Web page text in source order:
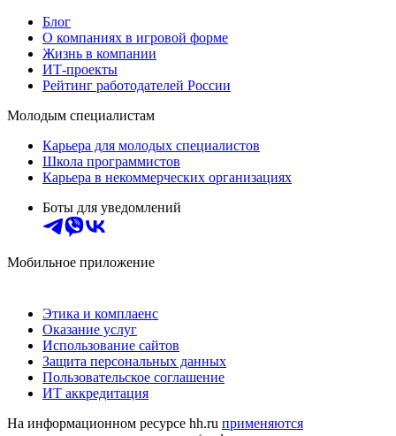
Блог
О компаниях в игровой форме
Жизнь в компании
ИТ-проекты
Рейтинг работодателей России
Молодым специалистам
Карьера для молодых специалистов
Школа программистов
Карьера в некоммерческих организациях
Боты для уведомлений
Мобильное приложение
Этика и комплаенс
Оказание услуг
Использование сайтов
Защита персональных данных
Пользовательское соглашение
ИТ аккредитация
На информационном ресурсе hh.ru применяются